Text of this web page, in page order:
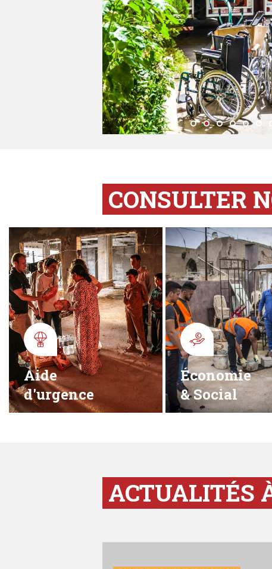
CONSULTER
Aide
d'urgence
Économie
& Social
ACTUALITÉS